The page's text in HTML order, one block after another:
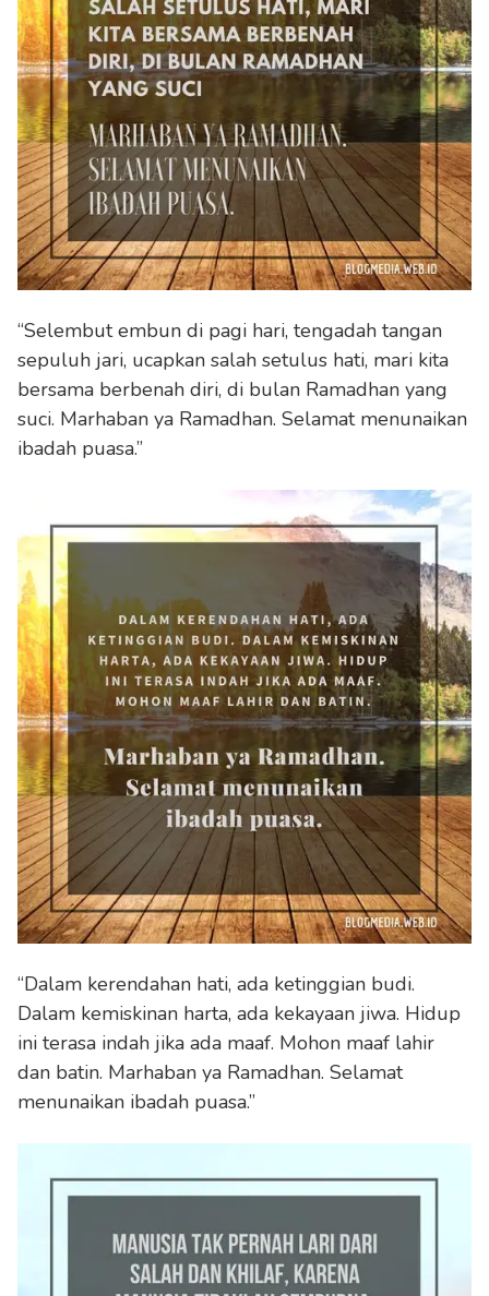
“Selembut embun di pagi hari, tengadah tangan
sepuluh jari, ucapkan salah setulus hati, mari kita
bersama berbenah diri, di bulan Ramadhan yang
suci. Marhaban ya Ramadhan. Selamat menunaikan
ibadah puasa.”
“Dalam kerendahan hati, ada ketinggian budi.
Dalam kemiskinan harta, ada kekayaan jiwa. Hidup
ini terasa indah jika ada maaf. Mohon maaf lahir
dan batin. Marhaban ya Ramadhan. Selamat
menunaikan ibadah puasa.”